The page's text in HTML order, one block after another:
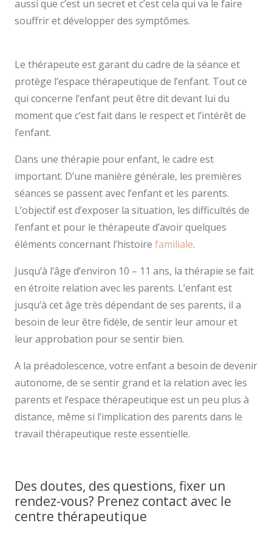
aussi que c’est un secret et c’est cela qui va le faire
souffrir et développer des symptômes.
Le thérapeute est garant du cadre de la séance et
protège l’espace thérapeutique de l’enfant. Tout ce
qui concerne l’enfant peut être dit devant lui du
moment que c’est fait dans le respect et l’intérêt de
l’enfant.
Dans une thérapie pour enfant, le cadre est
important. D’une manière générale, les premières
séances se passent avec l’enfant et les parents.
L’objectif est d’exposer la situation, les difficultés de
l’enfant et pour le thérapeute d’avoir quelques
éléments concernant l’histoire familiale.
Jusqu’à l’âge d’environ 10 – 11 ans, la thérapie se fait
en étroite relation avec les parents. L’enfant est
jusqu’à cet âge très dépendant de ses parents, il a
besoin de leur être fidèle, de sentir leur amour et
leur approbation pour se sentir bien.
A la préadolescence, votre enfant a besoin de devenir
autonome, de se sentir grand et la relation avec les
parents et l’espace thérapeutique est un peu plus à
distance, même si l’implication des parents dans le
travail thérapeutique reste essentielle.
Des doutes, des questions, fixer un
rendez-vous? Prenez contact avec le
centre thérapeutique